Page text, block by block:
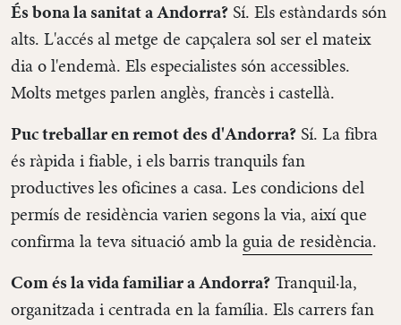
És bona la sanitat a Andorra? Sí. Els estàndards són
alts. L'accés al metge de capçalera sol ser el mateix
dia o l'endemà. Els especialistes són accessibles.
Molts metges parlen anglès, francès i castellà.
Puc treballar en remot des d'Andorra? Sí. La fibra
és ràpida i fiable, i els barris tranquils fan
productives les oficines a casa. Les condicions del
permís de residència varien segons la via, així que
confirma la teva situació amb la guia de residència.
Com és la vida familiar a Andorra?Tranquil·la,
organitzada i centrada en la família. Els carrers fan